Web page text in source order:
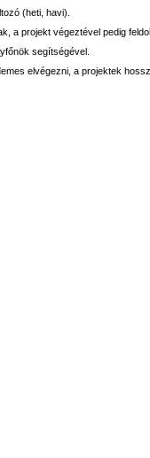
(heti, havi).
a projekt végeztével pedig
segítségével.
elvégezni, a projektek